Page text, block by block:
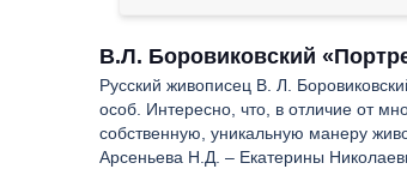
В.Л. Боровиковский
Русский живописец В. Л.
особ. Интересно, что, в отличие от
собственную, уникальную манеру
Арсеньева Н.Д. – Екатерины